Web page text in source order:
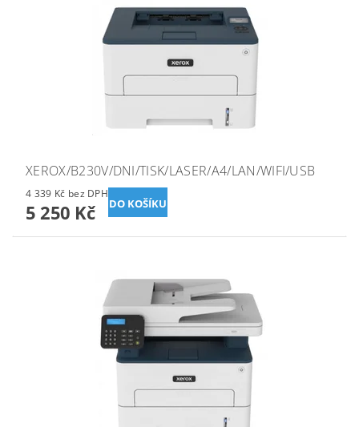
XEROX/B230V/DNI/TISK/LASER/A4/LAN/WIFI/USB
4 339 Kč bez DPH
5 250 Kč